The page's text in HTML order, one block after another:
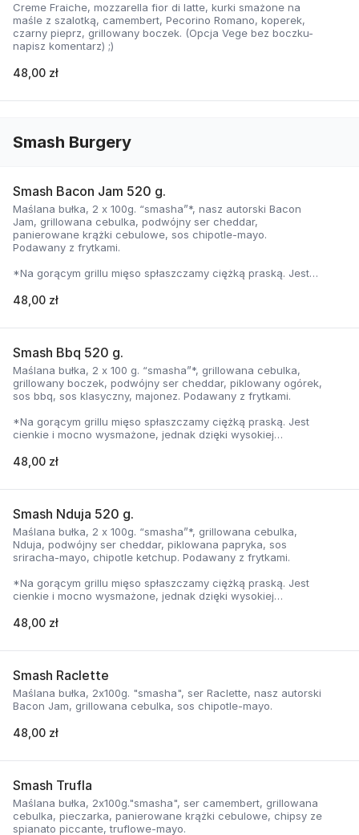
Creme Fraiche, mozzarella fior di latte, kurki smażone na
maśle z szalotką, camembert, Pecorino Romano, koperek,
czarny pieprz, grillowany boczek. (Opcja Vege bez boczku-
napisz komentarz) ;)
48,00 zł
Smash Burgery
Smash Bacon Jam 520 g.
Maślana bułka, 2 x 100g. “smasha”*, nasz autorski Bacon
Jam, grillowana cebulka, podwójny ser cheddar,
panierowane krążki cebulowe, sos chipotle-mayo.
Podawany z frytkami.
*Na gorącym grillu mięso spłaszczamy ciężką praską. Jest
temperaturze, zyskuje jednocześnie chrupiąca skorupkę i
48,00 zł
Smash Bbq 520 g.
Maślana bułka, 2 x 100 g. “smasha”*, grillowana cebulka,
grillowany boczek, podwójny ser cheddar, piklowany ogórek,
sos bbq, sos klasyczny, majonez. Podawany z frytkami.
*Na gorącym grillu mięso spłaszczamy ciężką praską. Jest
cienkie i mocno wysmażone, jednak dzięki wysokiej
delikatną soczystość.
48,00 zł
Smash Nduja 520 g.
Maślana bułka, 2 x 100g. “smasha”*, grillowana cebulka,
Nduja, podwójny ser cheddar, piklowana papryka, sos
sriracha-mayo, chipotle ketchup. Podawany z frytkami.
*Na gorącym grillu mięso spłaszczamy ciężką praską. Jest
cienkie i mocno wysmażone, jednak dzięki wysokiej
delikatną soczystość.
48,00 zł
Smash Raclette
Maślana bułka, 2x100g. "smasha", ser Raclette, nasz autorski
Bacon Jam, grillowana cebulka, sos chipotle-mayo.
48,00 zł
Smash Trufla
Maślana bułka, 2x100g."smasha", ser camembert, grillowana
cebulka, pieczarka, panierowane krążki cebulowe, chipsy ze
spianato piccante, truflowe-mayo.